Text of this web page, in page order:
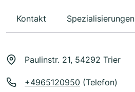
Kontakt Spezialisierungen
Paulinstr. 21, 54292 Trier
+4965120950 (Telefon)